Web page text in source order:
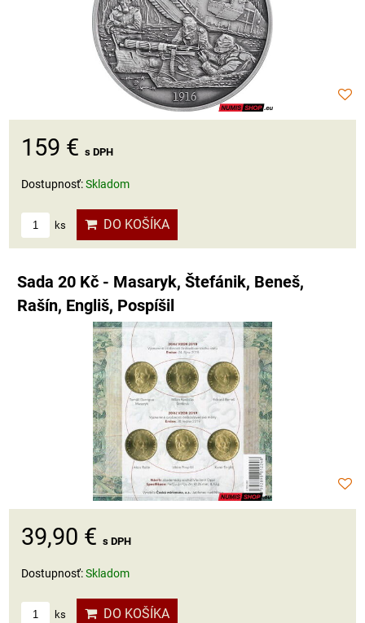
159 € s DPH
Dostupnosť:Skladom
ks DO KOŠÍKA
Sada 20 Kč - Masaryk, Štefánik, Beneš,
Rašín, Engliš, Pospíšil
39,90 € s DPH
Dostupnosť:Skladom
ks DO KOŠÍKA